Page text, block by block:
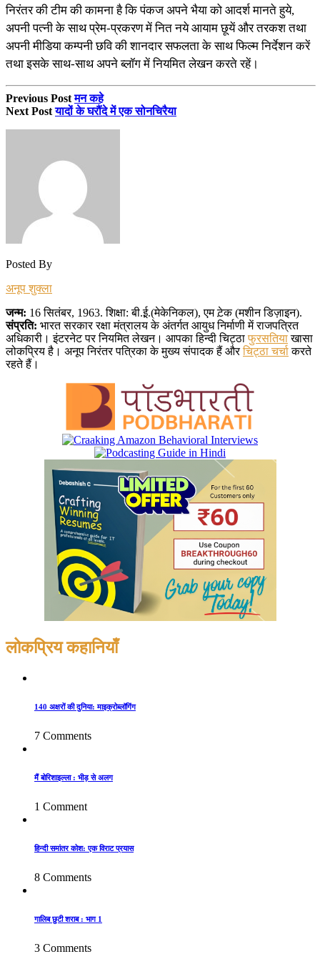
निरंतर की टीम की कामना है कि पंकज अपने भैया को आदर्श मानते हुये,
अपनी पत्नी के साथ प्रेम-प्रकरण में नित नये आयाम छूयें और तरकश तथा
अपनी मीडिया कम्पनी छवि की शानदार सफलता के साथ फिल्म निर्देशन करें
तथा इसके साथ-साथ अपने ब्लॉग में नियमित लेखन करते रहें।
Previous Post मन कहे
Next Post यादों के घरौंदे में एक सोनचिरैया
Posted By
अनूप शुक्ला
जन्म: 16 सितंबर, 1963. शिक्षा: बी.ई़.(मेकेनिकल), एम ट़ेक (मशीन डिज़ाइन).
संप्रति: भारत सरकार रक्षा मंत्रालय के अंतर्गत आयुध निर्माणी में राजपत्रित
अधिकारी। इंटरनेट पर नियमित लेखन। आपका हिन्दी चिट्ठाफुरसतियाखासा
लोकप्रिय है। अनूप निरंतर पत्रिका के मुख्य संपादक हैं औरचिट्ठा चर्चाकरते
रहते हैं।
लोकप्रिय कहानियाँ
140 अक्षरों की दुनिया: माइक्रोब्लॉगिंग
7 Comments
मैं बोरिशाइल्ला : भीड़ से अलग
1 Comment
हिन्दी समांतर कोश: एक विराट प्रयास
8 Comments
गालिब छुटी शराब : भाग 1
3 Comments